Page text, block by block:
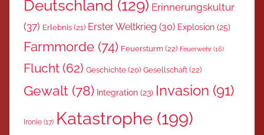
Deutschland (129) Erinnerungskultur
(37) Erlebnis (21) Erster Weltkrieg (30) Explosion (25)
Farmmorde (74) Feuersturm (22) Feuerwehr (16)
Flucht (62) Geschichte (20) Gesellschaft(22)
Gewalt (78) Integration (23) Invasion (91)
Ironie (17) Katastrophe (199)